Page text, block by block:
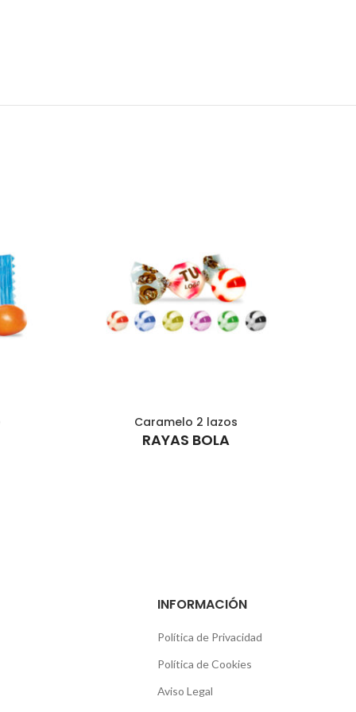
AÑADIR AL CARRITO
Caramelo 2 lazos
RAYAS BOLA
INFORMACIÓN
Política de Privacidad
Política de Cookies
Aviso Legal